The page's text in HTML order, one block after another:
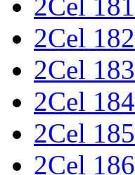
2Cel 182
2Cel 183
2Cel 184
2Cel 185
2Cel 186